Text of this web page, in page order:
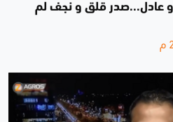
و عادل...صدر قلق و نجف لم